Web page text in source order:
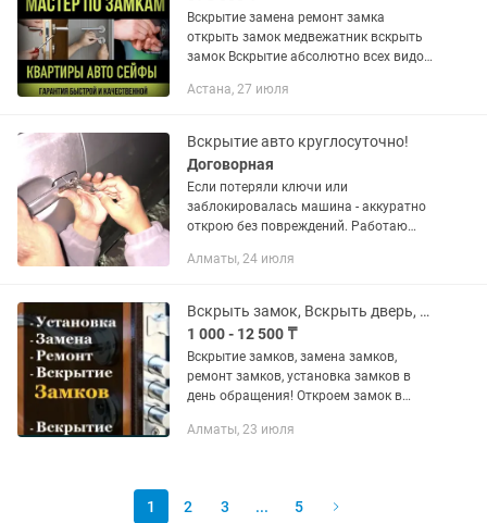
Вскрытие замена ремонт замка
открыть замок медвежатник вскрыть
замок Вскрытие абсолютно всех видов
ручек. Огромный ассортимент!
Астана, 27 июля
Вскрытие авто круглосуточно!
Договорная
Если потеряли ключи или
заблокировалась машина - аккуратно
открою без повреждений. Работаю
и модели Без царапин и повреждений
Алматы, 24 июля
Вскрыть замок, Вскрыть дверь, Открыть дверь, Медвежатник Алматы
1 000 - 12 500 ₸
Вскрытие замков, замена замков,
ремонт замков, установка замков в
день обращения! Откроем замок в
целостность двери и
Алматы, 23 июля
1 2 3 ... 5